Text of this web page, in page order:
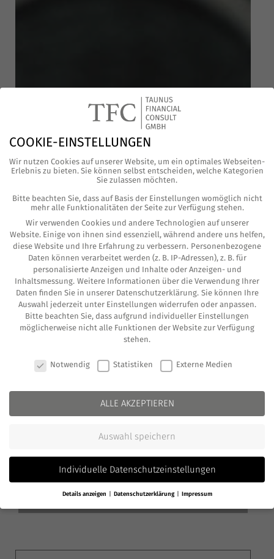
Der Kauf oder Ver­kauf eines inha­ber­ge­führ­ten
mit­tel­stän­di­schen Unter­neh­mens ist eine ganz
beson­de­re M&A‑Transaktion. Wir wol­len aus
unse­ren Erfah­run­gen mit sol­chen Trans­ak­ti­on
berich­ten und eini­ge hof­fent­lich hilf­rei­che
Erkennt­nis­se tei­len. Wir freu­en uns, Herrn
Bern­hard Klu­ge von Coven­dit GmbH für die­ses
Web­i­nar gewin­nen zu können.
ANMELDUNG
mit­tei­len
COOKIE-EINSTELLUNGEN
Wir nutzen Cookies auf unserer Website, um ein optimales Webseiten-
Erlebnis zu bieten. Sie können selbst entscheiden, welche Kategorien
Sie zulassen möchten.
Bitte beachten Sie, dass auf Basis der Einstellungen womöglich nicht
mehr alle Funktionalitäten der Seite zur Verfügung stehen.
Wir verwenden Cookies und andere Technologien auf unserer
Website. Einige von ihnen sind essenziell, während andere uns helfen,
diese Website und Ihre Erfahrung zu verbessern. Personenbezogene
Daten können verarbeitet werden (z. B. IP-Adressen), z. B. für
personalisierte Anzeigen und Inhalte oder Anzeigen- und
Inhaltsmessung. Weitere Informationen über die Verwendung Ihrer
Daten finden Sie in unserer Datenschutzerklärung. Sie können Ihre
Auswahl jederzeit unter Einstellungen widerrufen oder anpassen.
Bitte beachten Sie, dass aufgrund individueller Einstellungen
möglicherweise nicht alle Funktionen der Website zur Verfügung
stehen.
Notwendig
Statistiken Externe Medien
ALLE AKZEPTIEREN
Auswahl speichern
Individuelle Datenschutzeinstellungen
Details anzeigen Datenschutzerklärung Impressum